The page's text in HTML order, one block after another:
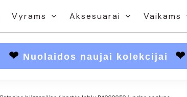
Vyrams Aksesuarai Vaikams
❤ Nuolaidos naujai kolekcijai ❤